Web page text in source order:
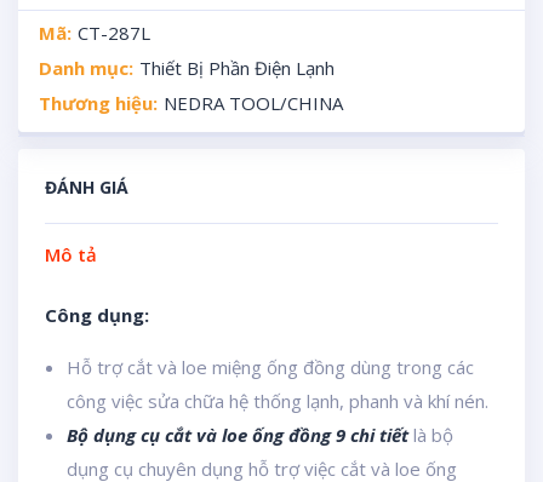
Mã: CT-287L
Danh mục: Thiết Bị Phần Điện Lạnh
Thương hiệu: NEDRA TOOL/CHINA
ĐÁNH GIÁ
Mô tả
Công dụng:
Hỗ trợ cắt và loe miệng ống đồng dùng trong các
công việc sửa chữa hệ thống lạnh, phanh và khí nén.
Bộ dụng cụ cắt và loe ống đồng 9 chi tiếtlà bộ
dụng cụ chuyên dụng hỗ trợ việc cắt và loe ống